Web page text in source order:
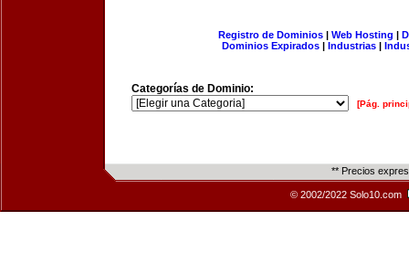
Registro de Dominios| Web Hosting |
Dominios Expirados | Industrias |
Categorías de Dominio:
[Pág.
** Precios
© 2002/2022 Solo10.com